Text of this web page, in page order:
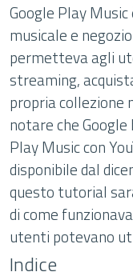
Google Play
musicale e
permetteva agli
streaming,
propria collezione
notare che
Play Music con
disponibile dal
questo tutorial
di come
utenti potevano
Indice